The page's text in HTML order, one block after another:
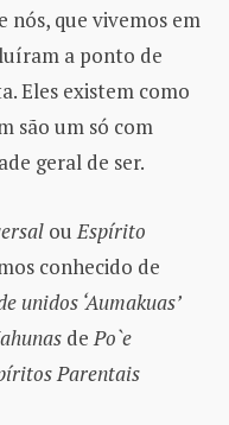
nós, que vivemos em
a ponto de
Eles existem como
são um só com
geral de ser.
ouEspírito
conhecido de
unidos ‘Aumakuas’
dePo`e
Parentais